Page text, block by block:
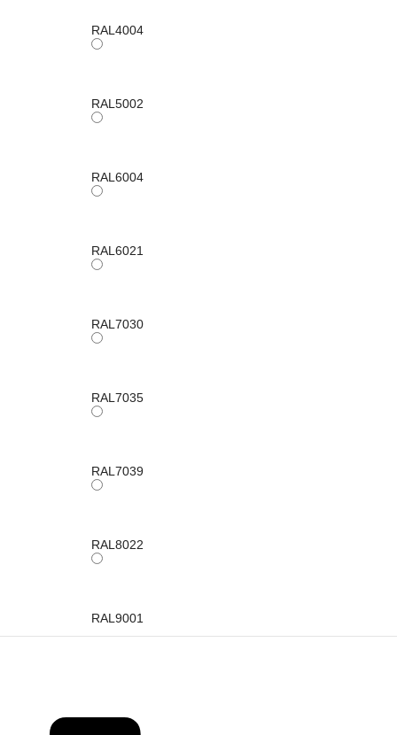
RAL4004
RAL5002
RAL6004
RAL6021
RAL7030
RAL7035
RAL7039
RAL8022
RAL9001